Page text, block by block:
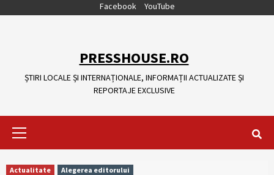
Facebook YouTube
PRESSHOUSE.RO
ȘTIRI LOCALE ȘI INTERNAȚIONALE, INFORMAȚII ACTUALIZATE ȘI
REPORTAJE EXCLUSIVE
Actualitate Alegerea editorului